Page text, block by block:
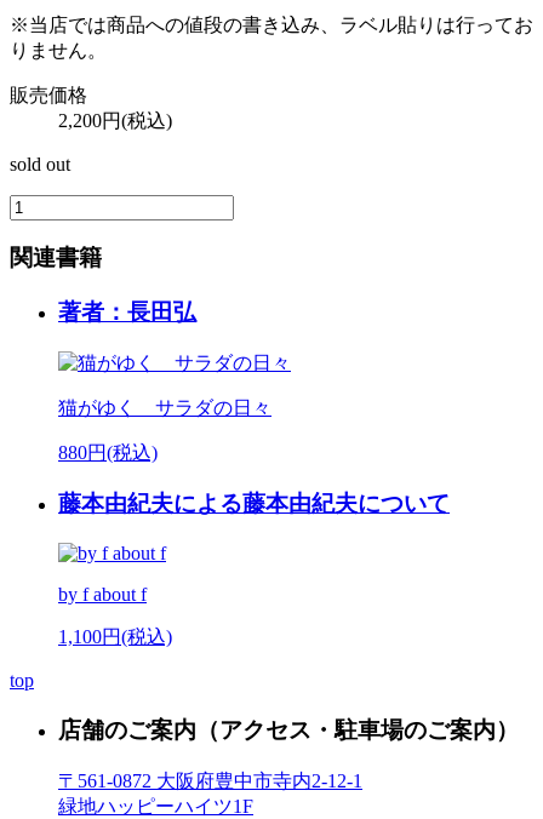
※当店では商品への値段の書き込み、ラベル貼りは行ってお
りません。
販売価格
2,200円(税込)
sold out
関連書籍
著者：長田弘
猫がゆく サラダの日々
880円(税込)
藤本由紀夫による藤本由紀夫について
by f about f
1,100円(税込)
top
店舗のご案内 （アクセス・駐車場のご案内）
〒561-0872 大阪府豊中市寺内2-12-1
緑地ハッピーハイツ1F